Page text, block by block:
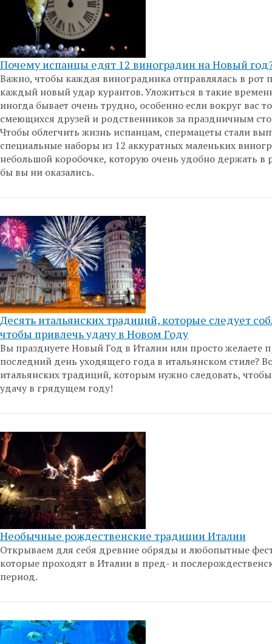
Почему испанцы едят 12 виноградин на Новый
Важно, чтобы каждая виноградинка отправлялась в рот
каждый новый удар курантов. Уложиться в такие
иногда бывает очень трудно, особенно если вокруг вас
смеющихся друзей и родственников за праздничным
Чтобы облегчить жизнь испанцам, спермацеты стали
специальные наборы из 12 аккуратных маленьких
небольшой коробочке, которую очень удобно держать в
бы вы ни оказались.
Десять итальянских традиций, которые следует
чтобы привлечь удачу в Новом Году
Вы празднуете Новый Год в Италии или просто желаете
последний день уходящего года в итальянском стиле?
итальянских традиций, которым нужно следовать,
удачу в грядущем году!
Необычные рождественские традиции Италии
Открываем для себя древние обряды и любопытные
которые проходят в Италии в пред- и
период.